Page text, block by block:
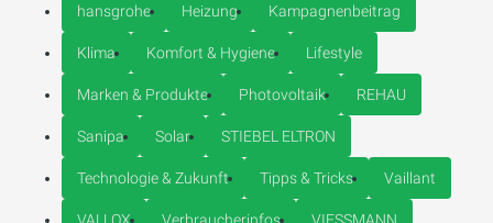
hansgrohe Heizung Kampagnenbeitrag
Klima Komfort & Hygiene Lifestyle
Marken & Produkte Photovoltaik REHAU
Sanipa Solar STIEBEL ELTRON
Technologie & Zukunft Tipps & Tricks Vaillant
VALLOX Verbraucherinfos VIESSMANN